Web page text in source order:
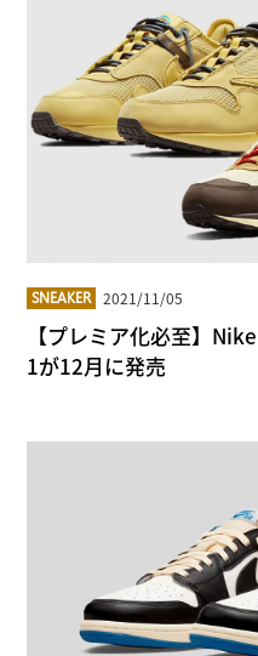
SNEAKER 2021/11/05
【プレミア化必至】
1が12月に発売